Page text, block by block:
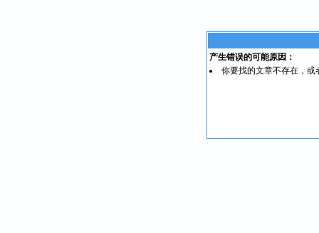
产生错误的可能原因：
你要找的文章不存在，或